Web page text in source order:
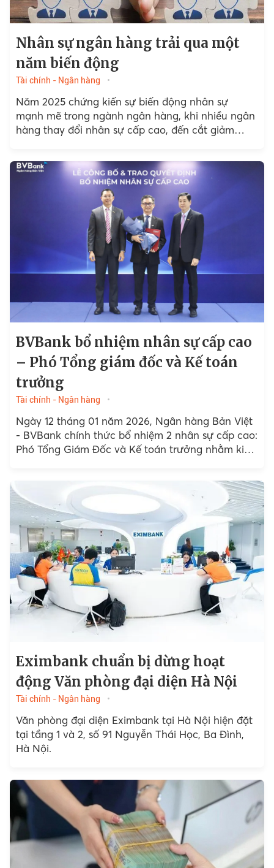
Nhân sự ngân hàng trải qua một
năm biến động
Tài chính - Ngân hàng
Năm 2025 chứng kiến sự biến động nhân sự
mạnh mẽ trong ngành ngân hàng, khi nhiều ngân
hàng thay đổi nhân sự cấp cao, đến cắt giảm
BVBank bổ nhiệm nhân sự cấp cao
– Phó Tổng giám đốc và Kế toán
trưởng
Tài chính - Ngân hàng
Ngày 12 tháng 01 năm 2026, Ngân hàng Bản Việt
- BVBank chính thức bổ nhiệm 2 nhân sự cấp cao:
Phó Tổng Giám Đốc và Kế toán trưởng nhằm kiện
Eximbank chuẩn bị dừng hoạt
động Văn phòng đại diện Hà Nội
Tài chính - Ngân hàng
Văn phòng đại diện Eximbank tại Hà Nội hiện đặt
tại tầng 1 và 2, số 91 Nguyễn Thái Học, Ba Đình,
Hà Nội.